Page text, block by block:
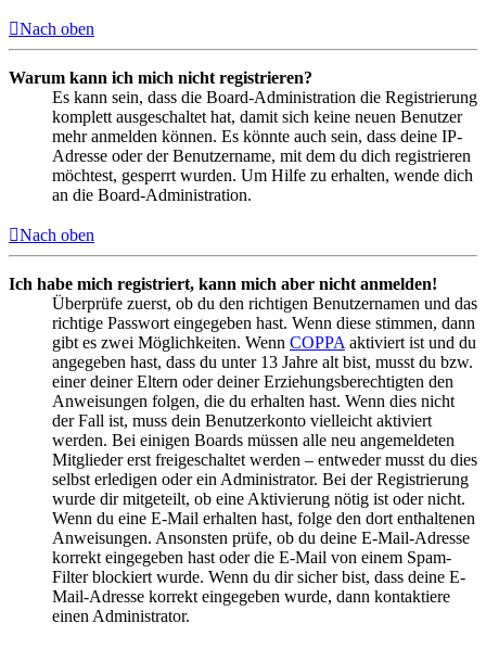
Nach oben
Warum kann ich mich nicht registrieren?
Es kann sein, dass die Board-Administration die Registrierung
komplett ausgeschaltet hat, damit sich keine neuen Benutzer
mehr anmelden können. Es könnte auch sein, dass deine IP-
Adresse oder der Benutzername, mit dem du dich registrieren
möchtest, gesperrt wurden. Um Hilfe zu erhalten, wende dich
an die Board-Administration.
Nach oben
Ich habe mich registriert, kann mich aber nicht anmelden!
Überprüfe zuerst, ob du den richtigen Benutzernamen und das
richtige Passwort eingegeben hast. Wenn diese stimmen, dann
gibt es zwei Möglichkeiten. Wenn COPPA aktiviert ist und du
angegeben hast, dass du unter 13 Jahre alt bist, musst du bzw.
einer deiner Eltern oder deiner Erziehungsberechtigten den
Anweisungen folgen, die du erhalten hast. Wenn dies nicht
der Fall ist, muss dein Benutzerkonto vielleicht aktiviert
werden. Bei einigen Boards müssen alle neu angemeldeten
Mitglieder erst freigeschaltet werden – entweder musst du dies
selbst erledigen oder ein Administrator. Bei der Registrierung
wurde dir mitgeteilt, ob eine Aktivierung nötig ist oder nicht.
Wenn du eine E-Mail erhalten hast, folge den dort enthaltenen
Anweisungen. Ansonsten prüfe, ob du deine E-Mail-Adresse
korrekt eingegeben hast oder die E-Mail von einem Spam-
Filter blockiert wurde. Wenn du dir sicher bist, dass deine E-
Mail-Adresse korrekt eingegeben wurde, dann kontaktiere
einen Administrator.